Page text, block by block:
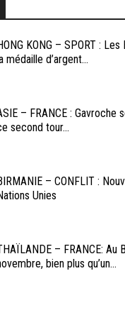
KONG – SPORT :
médaille d’argent...
– FRANCE : Gavroche
second tour...
– CONFLIT :
Unies
– FRANCE: Au
bien plus qu’un...